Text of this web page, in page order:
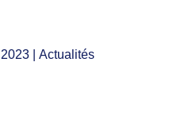
| Actualités